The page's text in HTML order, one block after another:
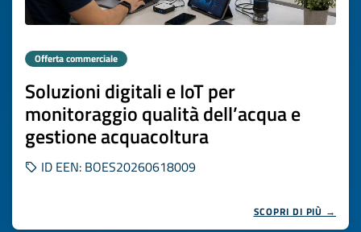
Offerta commerciale
Soluzioni digitali e IoT per
monitoraggio qualità dell’acqua e
gestione acquacoltura
ID EEN: BOES20260618009
SCOPRI DI PIÙ →